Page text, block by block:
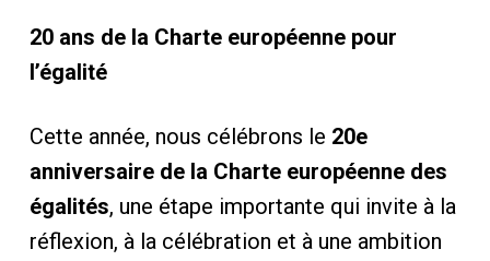
20 ans de la Charte européenne pour
l’égalité
Cette année, nous célébrons le 20e
anniversaire de la Charte européenne des
égalités, une étape importante qui invite à la
réflexion, à la célébration et à une ambition